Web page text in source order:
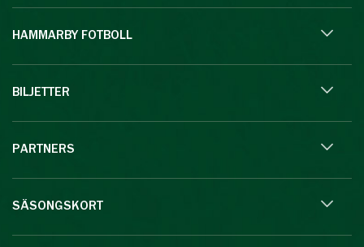
HAMMARBY FOTBOLL
BILJETTER
PARTNERS
SÄSONGSKORT